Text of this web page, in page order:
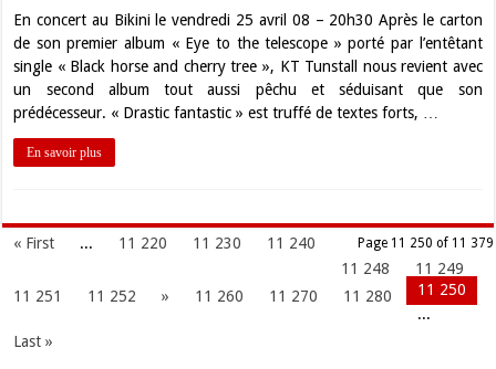
En concert au Bikini le vendredi 25 avril 08 – 20h30 Après le carton
de son premier album « Eye to the telescope » porté par l’entêtant
single « Black horse and cherry tree », KT Tunstall nous revient avec
un second album tout aussi pêchu et séduisant que son
prédécesseur. « Drastic fantastic » est truffé de textes forts, …
En savoir plus
Page 11 250 of 11 379
« First ... 11 220 11 230
11 240
11 248
11 249
11 250
11 251 11 252 » 11 260 11 270
11 280
...
Last »